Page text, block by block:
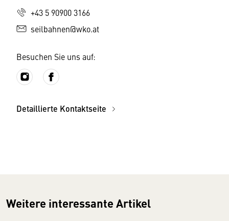
+43 5 90900 3166
seilbahnen@wko.at
Besuchen Sie uns auf:
Detaillierte Kontaktseite
Weitere interessante Artikel